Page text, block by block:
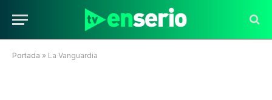
Portada » La Vanguardia